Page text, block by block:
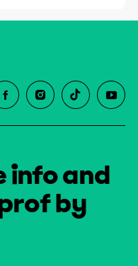
info and
by